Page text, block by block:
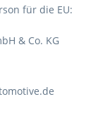
für die EU:
& Co. KG